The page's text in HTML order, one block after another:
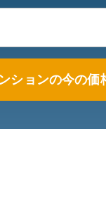
ションの今の価